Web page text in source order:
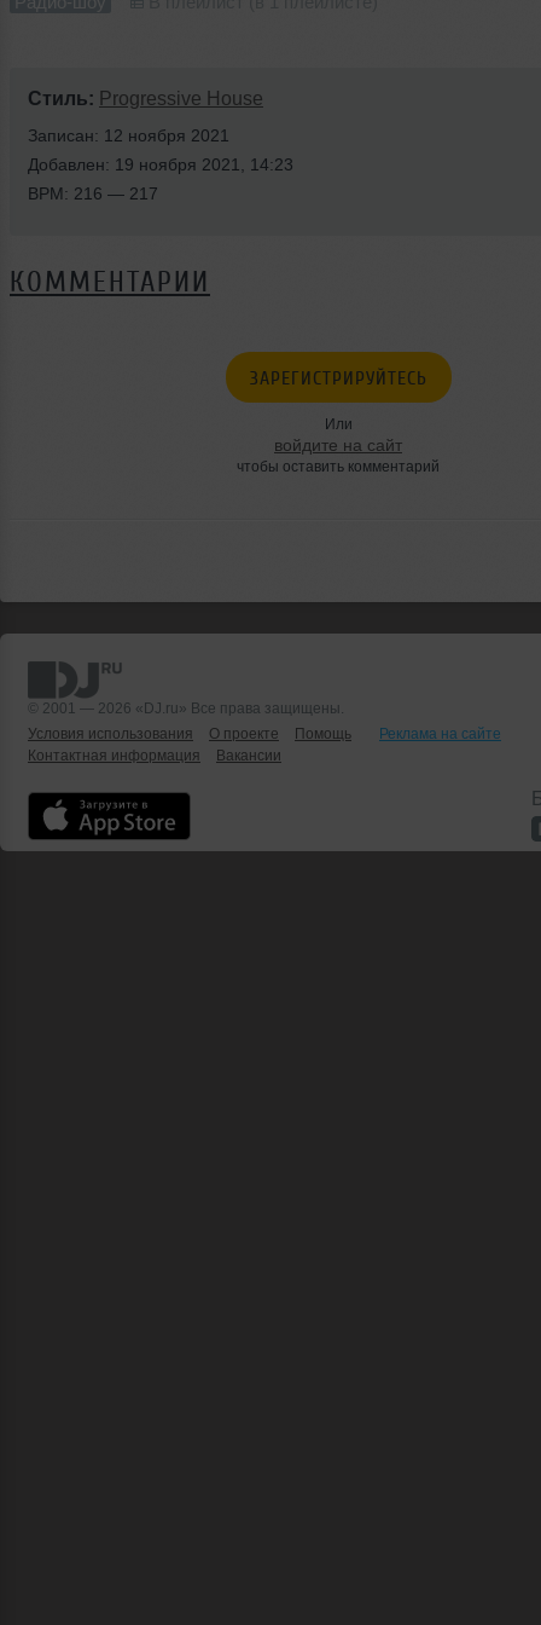
Стиль: Progressive House
Записан: 12 ноября 2021
Добавлен: 19 ноября 2021, 14:23
BPM: 216 — 217
КОММЕНТАРИИ
ЗАРЕГИСТРИРУЙТЕСЬ
Или
войдите на сайт
чтобы оставить комментарий
© 2001 — 2026 «DJ.ru» Все права защищены.
Условия использования
О проекте Помощь
Реклама на сайте
Контактная информация
Вакансии